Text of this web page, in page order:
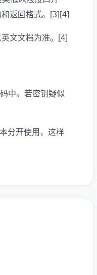
返回格式。[3][4]
文文档为准。[4]
中。若密钥疑似
分开使用，这样